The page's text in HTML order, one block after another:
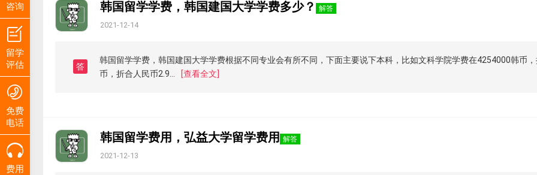
韩国留学学费，韩国建国大学学费多少？ 解答
2021-12-14
答
韩国留学学费，韩国建国大学学费根据不同专业会有所不同，下面主要说下本科，比如文科学院学费在4254000韩币
币，折合人民币2.9...
[查看全文]
韩国留学费用，弘益大学留学费用 解答
2021-12-13
咨询
留学
评估
免费
电话
费用